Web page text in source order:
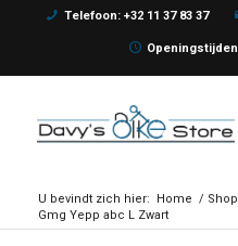
Telefoon: +32 11 37 83 37
Openingstijden
U bevindt zich hier: Home / Shop
Gmg Yepp abc L Zwart